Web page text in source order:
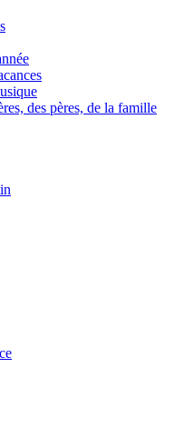
des pères, de la famille